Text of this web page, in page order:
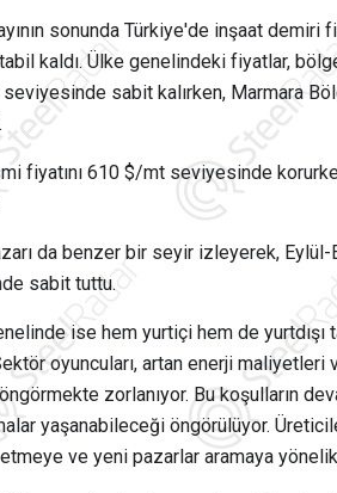
sonunda Türkiye'de inşaat demiri
kaldı. Ülke genelindeki fiyatlar,
sabit kalırken, Marmara
fiyatını 610 $/mt seviyesinde
da benzer bir seyir izleyerek,
sabit tuttu.
ise hem yurtiçi hem de
oyuncuları, artan enerji
zorlanıyor. Bu koşulların
yaşanabileceği öngörülüyor.
ve yeni pazarlar aramaya yönelik